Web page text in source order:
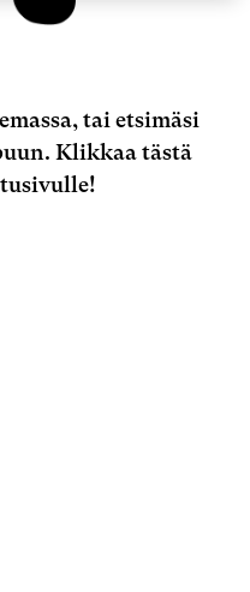
tai etsimäsi
Klikkaa tästä